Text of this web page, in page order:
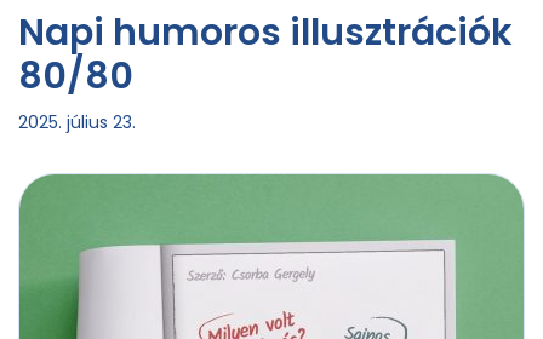
Napi humoros illusztrációk
80/80
2025. július 23.